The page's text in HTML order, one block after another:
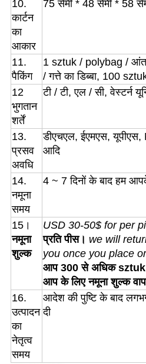
10.
कार्टन
का
आकार
75 सेमी * 48 सेमी * 58
11.
पैकिंग
1 sztuk / polybag /
/ गत्ते का डिब्बा, 100
12
भुगतान
शर्तें
टी / टी, एल / सी, वेस्टर्न
13.
प्रसव
अवधि
डीएचएल, ईएमएस, यूपीएस,
आदि
14.
नमूना
समय
4 ~ 7 दिनों के बाद हम
15।
नमूना
शुल्क
USD 30-50$ for per
प्रति पीस। we will
you once you place
आप 300 से अधिक sztuk
आप के लिए नमूना शुल्क
16.
उत्पादन
का
नेतृत्व
समय
आदेश की पुष्टि के बाद
दी